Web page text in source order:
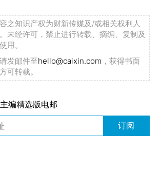
之知识产权为财新传媒及/或相关权利人
未经许可，禁止进行转载、摘编、复制及
用。
发邮件至hello@caixin.com ，获得书面
可转载。
编精选版电邮
订阅